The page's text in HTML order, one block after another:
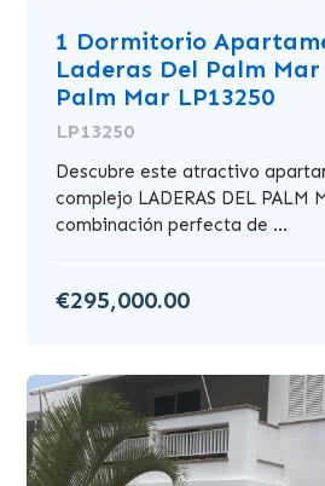
1 Dormitorio
Laderas Del Palm
Palm Mar LP13250
LP13250
Descubre este atractivo
complejo LADERAS DEL PALM
combinación perfecta de ...
€295,000.00